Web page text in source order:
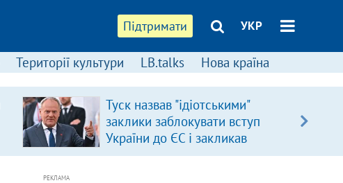
Підтримати УКР
Території культури LB.talks Нова країна
Туск назвав "ідіотськими"
заклики заблокувати вступ
України до ЄС і закликав
припинити антиукраїнську
РЕКЛАМА